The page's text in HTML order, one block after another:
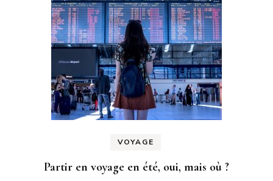
VOYAGE
Partir en voyage en été, oui, mais où ?